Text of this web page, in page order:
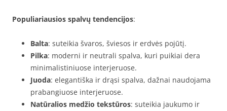
Populiariausios spalvų tendencijos:
Balta: suteikia švaros, šviesos ir erdvės pojūtį.
Pilka: moderni ir neutrali spalva, kuri puikiai dera
minimalistiniuose interjeruose.
Juoda: elegantiška ir drąsi spalva, dažnai naudojama
prabangiuose interjeruose.
Natūralios medžio tekstūros: suteikia jaukumo ir